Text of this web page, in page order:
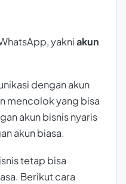
yakniakun
dengan akun
mencolok yang bisa
akun bisnis nyaris
akun biasa.
tetap bisa
Berikut cara